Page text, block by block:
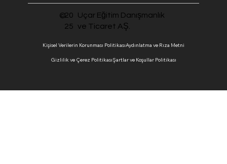
©20
25
Uçar Eğitim Danışmanlık
ve Ticaret AŞ.
Kişisel Verilerin Korunması PolitikasıAydınlatma ve Rıza Metni
Gizlilik ve Çerez PolitikasıŞartlar ve Koşullar Politikası